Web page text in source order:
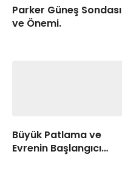
Parker Güneş Sondası
ve Önemi.
Büyük Patlama ve
Evrenin Başlangıcı…